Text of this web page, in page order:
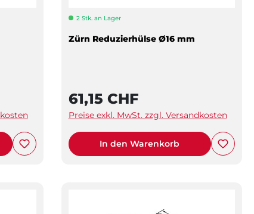
2 Stk. an Lager
Zürn Reduzierhülse Ø16 mm
61,15 CHF
Preise exkl. MwSt. zzgl. Versandkosten
In den Warenkorb